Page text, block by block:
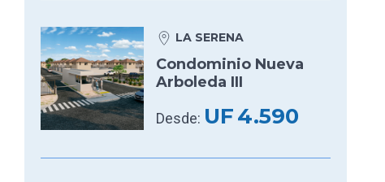
LA SERENA
Condominio Nueva
Arboleda III
Desde: UF4.590